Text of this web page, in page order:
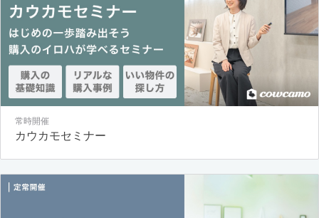
常時開催
カウカモセミナー